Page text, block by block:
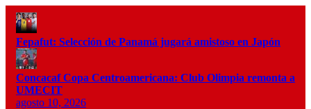
Fepafut: Selección de Panamá jugará amistoso en Japón
Concacaf Copa Centroamericana: Club Olimpia remonta a
UMECIT
agosto 10, 2026